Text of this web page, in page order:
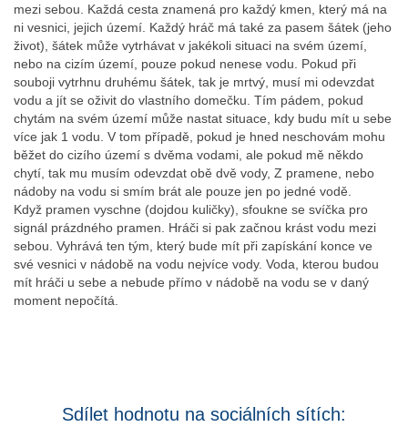
mezi sebou. Každá cesta znamená pro každý kmen, který má na
ni vesnici, jejich území. Každý hráč má také za pasem šátek (jeho
život), šátek může vytrhávat v jakékoli situaci na svém území,
nebo na cizím území, pouze pokud nenese vodu. Pokud při
souboji vytrhnu druhému šátek, tak je mrtvý, musí mi odevzdat
vodu a jít se oživit do vlastního domečku. Tím pádem, pokud
chytám na svém území může nastat situace, kdy budu mít u sebe
více jak 1 vodu. V tom případě, pokud je hned neschovám mohu
běžet do cizího území s dvěma vodami, ale pokud mě někdo
chytí, tak mu musím odevzdat obě dvě vody, Z pramene, nebo
nádoby na vodu si smím brát ale pouze jen po jedné vodě.
Když pramen vyschne (dojdou kuličky), sfoukne se svíčka pro
signál prázdného pramen. Hráči si pak začnou krást vodu mezi
sebou. Vyhrává ten tým, který bude mít při zapískání konce ve
své vesnici v nádobě na vodu nejvíce vody. Voda, kterou budou
mít hráči u sebe a nebude přímo v nádobě na vodu se v daný
moment nepočítá.
Sdílet hodnotu na sociálních sítích: